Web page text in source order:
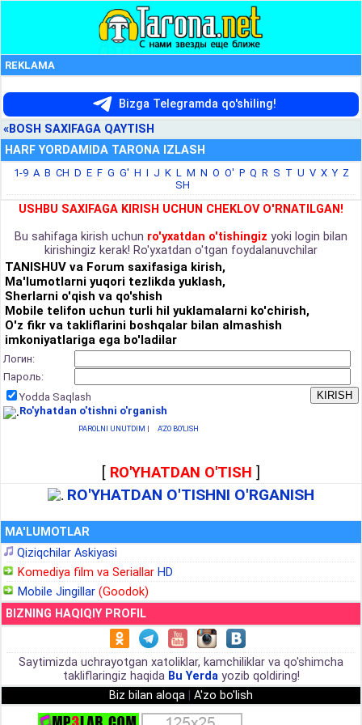
REKLAMA
Bizga Telegramda qo'shiling!
«BOSH SAXIFAGA QAYTISH
HARF YORDAMIDA TARONA IZLASH
1-9 A B CH D E F G G' H I J K L M N O O' P Q R S T U V X Y Z
SH
USHBU SAXIFAGA KIRISH UCHUN CHEKLOV O'RNATILGAN!
Bu sahifaga kirish uchun ro'yxatdan o'tishingiz yoki login bilan
kirishingiz kerak! Ro'yxatdan o'tgan foydalanuvchilar
TANISHUV va Forum saxifasiga kirish,
Ma'lumotlarni yuqori tezlikda yuklash,
Sherlarni o'qish va qo'shish
Mobile telifon uchun turli hil yuklamalarni ko'chirish,
O'z fikr va takliflarini boshqalar bilan almashish
imkoniyatlariga ega bo'ladilar
Логин:
Пароль:
Yodda Saqlash
Ro'yhatdan o'tishni o'rganish
PAROLNI UNUTDIM | A'ZO BO'LISH
[ RO'YHATDAN O'TISH ]
RO'YHATDAN O'TISHNI O'RGANISH
MA'LUMOTLAR
Qiziqchilar Askiyasi
Komediya film va Seriallar HD
Mobile Jingillar (Goodok)
BIZNING HAQIQIY PROFIL
Saytimizda uchrayotgan xatoliklar, kamchiliklar va qo'shimcha
takliflaringiz haqida Bu Yerdayozib qoldiring!
Biz bilan aloqa
A'zo bo'lish